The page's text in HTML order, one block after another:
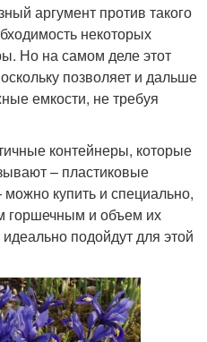
аргумент против такого
некоторых
Но на самом деле этот
позволяет и дальше
емкости, не требуя
контейнеры, которые
– пластиковые
купить и специально,
горшечным и объем их
подойдут для этой